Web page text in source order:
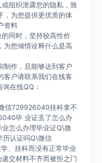
组织泄露您的隐私，致
，为您提供更优质的体
资料
同时，坚持较高性价
为您倾情诠释什么是高
制作，且能够达到客户
客户请联系我们在线客
在线QQ：
信729926040挂科拿不
毕 业证丢了怎么办
怎么办理毕业证Q\微
认证吗Q\微信
、挂科而没有正常毕业
交材料不齐而被拒之门